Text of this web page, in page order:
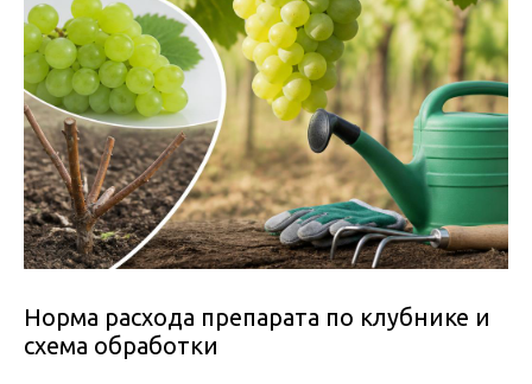
Норма расхода препарата по клубнике и
схема обработки